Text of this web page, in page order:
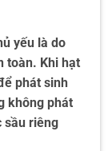
yếu là do
toàn. Khi hạt
phát sinh
không phát
sầu riêng